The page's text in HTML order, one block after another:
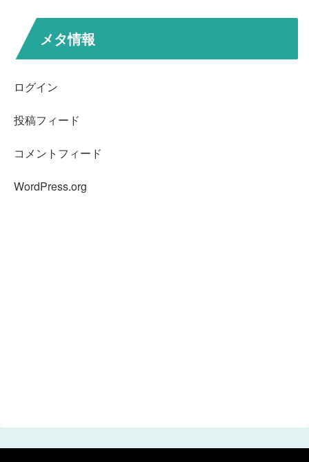
メタ情報
ログイン
投稿フィード
コメントフィード
WordPress.org